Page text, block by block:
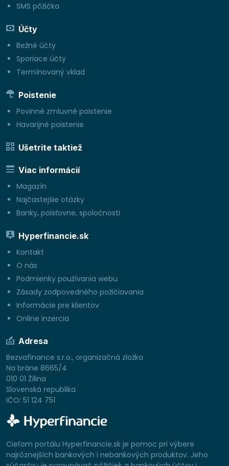
SMS pôžička
Účty
Bežné účty
Sporiace účty
Termínovaný vklad
Poistenie
Povinné zmluvné poistenie
Havarijné poistenie
Ušetrite taktiež
Viac informácií
Magazín
Najčastejšie otázky
Banky, poisťovne, spoločnosti
Hyperfinancie.sk
Kontakt
O nás
Podmienky používania webu
Zásady zodpovedného požičiavania
Informácie pre klientov
Online inzercia
Adresa
Bezvafinance s.r.o., organizačná zložka
Na bráne 8665/4
010 01 Žilina
Slovenská republika
IČO: 51 124 751
Cieľom portálu Hyperfinancie.sk je pomoc pri výbere
najrôznejších bankových i nebankových produktov. Jeho